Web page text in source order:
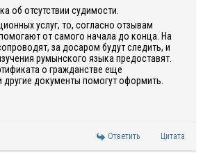
об отсутствии судимости.
услуг, то, согласно отзывам
от самого начала до конца. На
за досаром будут следить, и
румынского языка предоставят.
о гражданстве еще
другие документы помогут оформить.
Ответить Цитата